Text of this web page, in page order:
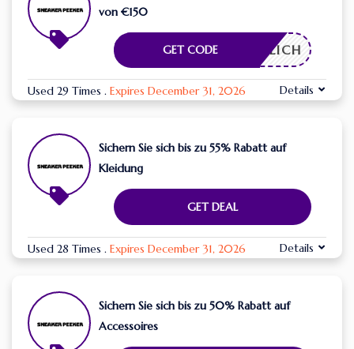
von €150
RDERLICH
GET CODE
Used 29 Times . Expires December 31, 2026 Details
Sichern Sie sich bis zu 55% Rabatt auf
Kleidung
GET DEAL
Used 28 Times . Expires December 31, 2026 Details
Sichern Sie sich bis zu 50% Rabatt auf
Accessoires